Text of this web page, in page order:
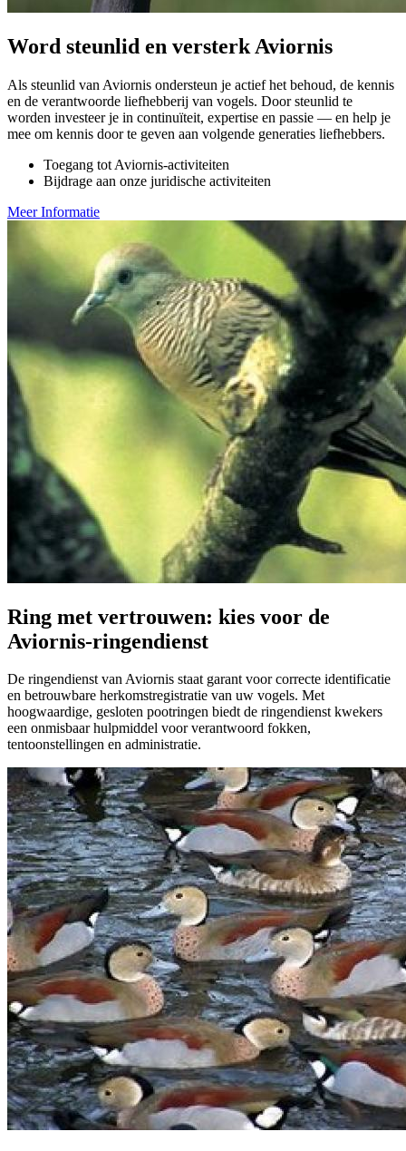
Word steunlid en versterk Aviornis
Als steunlid van Aviornis ondersteun je actief het behoud, de kennis
en de verantwoorde liefhebberij van vogels. Door steunlid te
worden investeer je in continuïteit, expertise en passie — en help je
mee om kennis door te geven aan volgende generaties liefhebbers.
Toegang tot Aviornis-activiteiten
Bijdrage aan onze juridische activiteiten
Meer Informatie
Ring met vertrouwen: kies voor de
Aviornis-ringendienst
De ringendienst van Aviornis staat garant voor correcte identificatie
en betrouwbare herkomstregistratie van uw vogels. Met
hoogwaardige, gesloten pootringen biedt de ringendienst kwekers
een onmisbaar hulpmiddel voor verantwoord fokken,
tentoonstellingen en administratie.